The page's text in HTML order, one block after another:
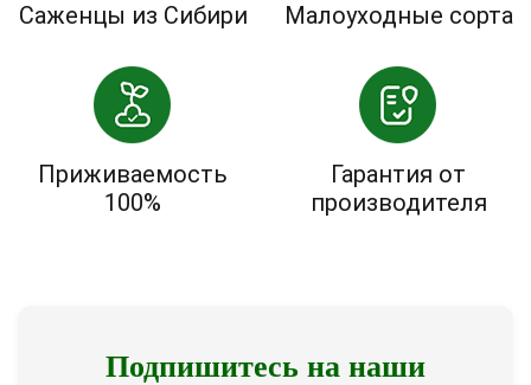
Саженцы из Сибири Малоуходные сорта
Приживаемость
100%
Гарантия от
производителя
Подпишитесь на наши